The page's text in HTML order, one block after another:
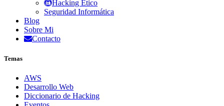
Hacking Ético
Seguridad Informática
Blog
Sobre Mi
Contacto
Temas
AWS
Desarrollo Web
Diccionario de Hacking